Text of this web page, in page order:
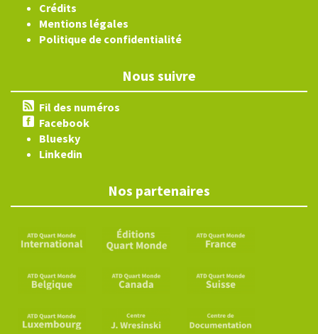
Crédits
Mentions légales
Politique de confidentialité
Nous suivre
Fil des numéros
Facebook
Bluesky
Linkedin
Nos partenaires